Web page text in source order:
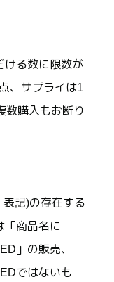
ける数に限数が
、サプライは1
数購入もお断り
記)の存在する
「商品名に
」の販売、
ではないも